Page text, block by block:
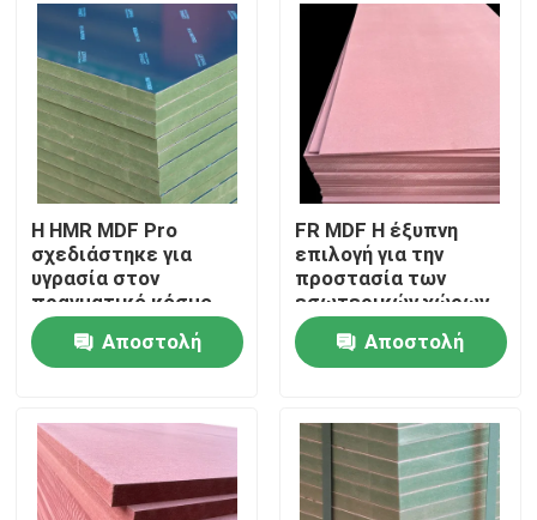
Σπίτι
Προϊόντα
Βίντεο
Η HMR MDF Pro
σχεδιάστηκε για
υγρασία στον
πραγματικό κόσμο
Αποστολή
FR MDF Η έξυπνη
επιλογή για την
προστασία των
εσωτερικών χώρων
από πυρκαγιά
Αποστολή